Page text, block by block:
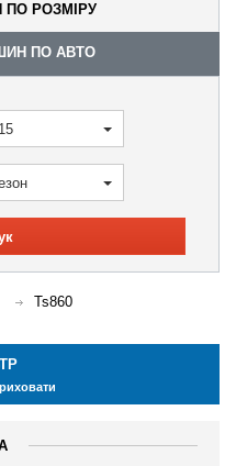
РОЗМІРУ
ПО АВТО
Ts860